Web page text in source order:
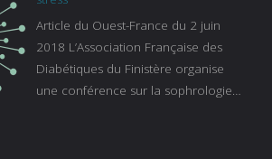
de la Caisse primaire d’assurance-
maladie. C’est aussi une pathologie
qui peut être handicapante et coûte
cher quand on sait que 37 % des
Article du Ouest-France du 2 juin
2018 L’Association Française des
Diabétiques du Finistère organise
une conférence sur la sophrologie